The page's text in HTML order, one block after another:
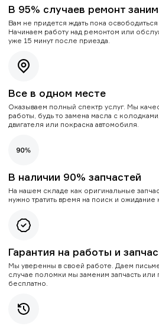
В 95% случаев ремонт
Вам не придется ждать пока
Начинаем работу над ремонтом или
уже 15 минут после приезда.
Все в одном месте
Оказываем полный спектр услуг. Мы
работы, будь то замена масла с
двигателя или покраска автомобиля.
В наличии 90% запчастей
На нашем складе как оригинальные
нужно тратить время на поиск и
Гарантия на работы и
Мы уверенны в своей работе. Даем
случае поломки мы заменим запчасть
бесплатно.